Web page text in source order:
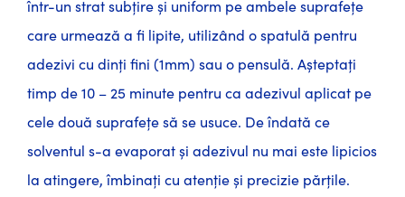
într-un strat subțire și uniform pe ambele suprafețe
care urmează a fi lipite, utilizând o spatulă pentru
adezivi cu dinți fini (1mm) sau o pensulă. Așteptați
timp de 10 – 25 minute pentru ca adezivul aplicat pe
cele două suprafețe să se usuce. De îndată ce
solventul s-a evaporat și adezivul nu mai este lipicios
la atingere, îmbinați cu atenție și precizie părțile.